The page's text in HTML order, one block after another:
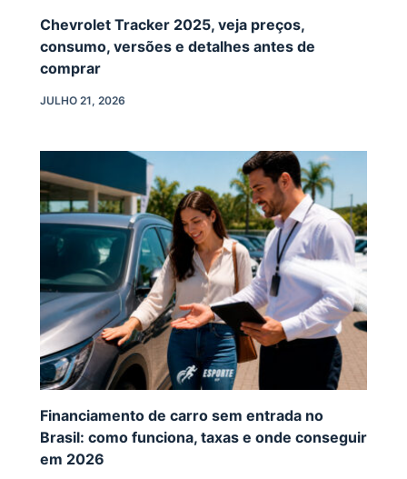
Chevrolet Tracker 2025, veja preços,
consumo, versões e detalhes antes de
comprar
JULHO 21, 2026
Financiamento de carro sem entrada no
Brasil: como funciona, taxas e onde conseguir
em 2026